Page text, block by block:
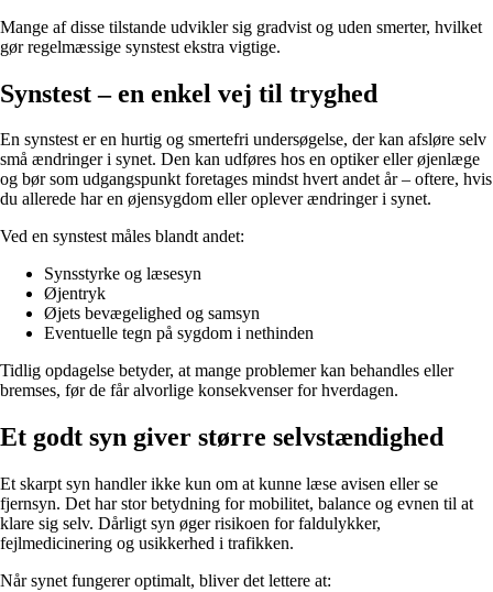
Mange af disse tilstande udvikler sig gradvist og uden smerter, hvilket
gør regelmæssige synstest ekstra vigtige.
Synstest – en enkel vej til tryghed
En synstest er en hurtig og smertefri undersøgelse, der kan afsløre selv
små ændringer i synet. Den kan udføres hos en optiker eller øjenlæge
og bør som udgangspunkt foretages mindst hvert andet år – oftere, hvis
du allerede har en øjensygdom eller oplever ændringer i synet.
Ved en synstest måles blandt andet:
Synsstyrke og læsesyn
Øjentryk
Øjets bevægelighed og samsyn
Eventuelle tegn på sygdom i nethinden
Tidlig opdagelse betyder, at mange problemer kan behandles eller
bremses, før de får alvorlige konsekvenser for hverdagen.
Et godt syn giver større selvstændighed
Et skarpt syn handler ikke kun om at kunne læse avisen eller se
fjernsyn. Det har stor betydning for mobilitet, balance og evnen til at
klare sig selv. Dårligt syn øger risikoen for faldulykker,
fejlmedicinering og usikkerhed i trafikken.
Når synet fungerer optimalt, bliver det lettere at: